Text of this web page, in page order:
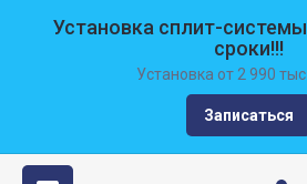
Установка сплит-
сроки!!!
Установка от 2 990
Записаться